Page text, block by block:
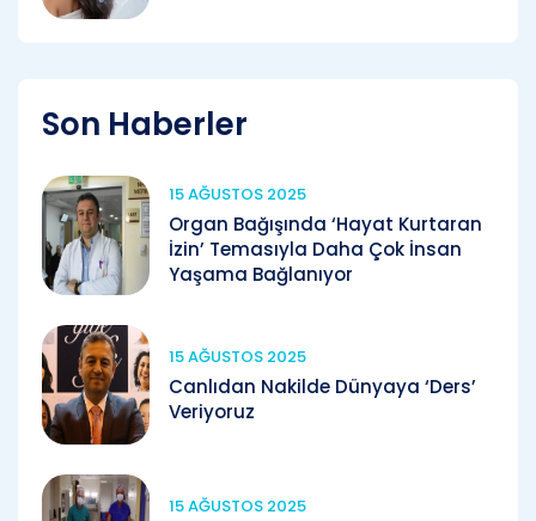
Son Haberler
15 AĞUSTOS 2025
Organ Bağışında ‘Hayat Kurtaran
İzin’ Temasıyla Daha Çok İnsan
Yaşama Bağlanıyor
15 AĞUSTOS 2025
Canlıdan Nakilde Dünyaya ‘Ders’
Veriyoruz
15 AĞUSTOS 2025